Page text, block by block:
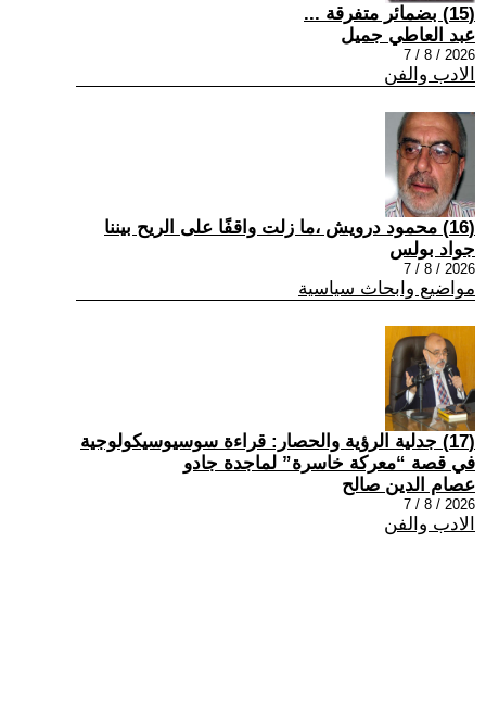
(15) بضمائر متفرقة ...
عبد العاطي جميل
2026 / 8 / 7
الادب والفن
(16) محمود درويش ،ما زلت واقفًا على الريح بيننا
جواد بولس
2026 / 8 / 7
مواضيع وابحاث سياسية
(17) جدلية الرؤية والحصار: قراءة سوسيوسيكولوجية
في قصة “معركة خاسرة” لماجدة جادو
عصام الدين صالح
2026 / 8 / 7
الادب والفن